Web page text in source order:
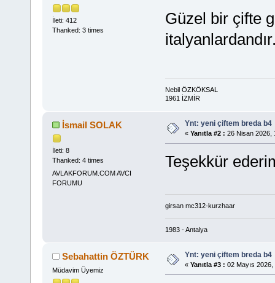
İleti: 412
Thanked: 3 times
Güzel bir çifte
Nebil ÖZKÖKSAL
1961 İZMİR
İsmail SOLAK
İleti: 8
Thanked: 4 times
AVLAKFORUM.COM AVCI
FORUMU
Ynt: yeni çiftem breda b4
« Yanıtla #2 : 26 Nisan 2026,
Teşekkür
girsan mc312-kurzhaar
1983 - Antalya
Sebahattin ÖZTÜRK
Müdavim Üyemiz
Ynt: yeni çiftem breda b4
« Yanıtla #3 : 02 Mayıs